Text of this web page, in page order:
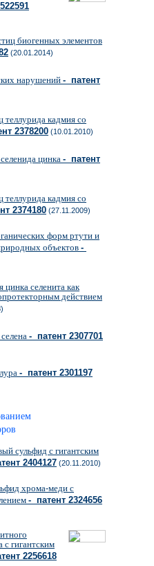
биогенных элементов
(20.01.2014)
нарушений- патент
теллурида кадмия со
2378200 (10.01.2010)
цинка- патент
теллурида кадмия со
2374180 (27.11.2009)
форм ртути и
объектов -
цинка селенита как
действием
- патент 2307701
- патент 2301197
сульфид с гигантским
2404127 (20.11.2010)
хрома-меди с
- патент 2324656
с гигантским
2256618